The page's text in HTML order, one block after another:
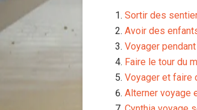
Sortir des
Avoir des
Voyager
Faire le tour du
Voyager et faire
Alterner voyage